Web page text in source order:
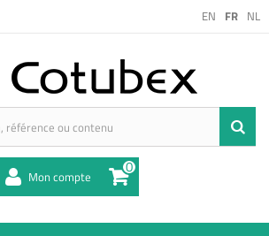
EN FR NL
Mon compte 0